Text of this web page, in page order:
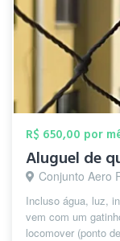
R$ 650,00 por
Conjunto Aero
Incluso água, luz,
vem com um
locomover (ponto